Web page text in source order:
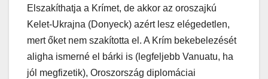
Elszakíthatja a Krímet, de akkor az oroszajkú
Kelet-Ukrajna (Donyeck) azért lesz elégedetlen,
mert őket nem szakította el. A Krím bekebelezését
aligha ismerné el bárki is (legfeljebb Vanuatu, ha
jól megfizetik), Oroszország diplomáciai